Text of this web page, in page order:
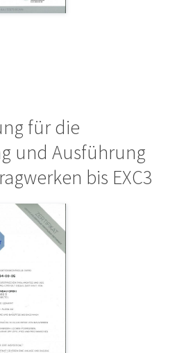
für die
und Ausführung
bis EXC3